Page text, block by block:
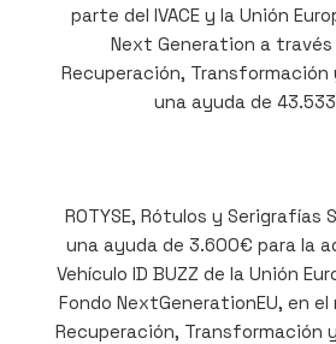
parte del IVACE y la Unión
Next Generation a través
Recuperación, Transformación
una ayuda de
ROTYSE, Rótulos y Serigrafías
una ayuda de 3.600€ para la
Vehículo ID BUZZ de la Unión
Fondo NextGenerationEU, en el
Recuperación, Transformación